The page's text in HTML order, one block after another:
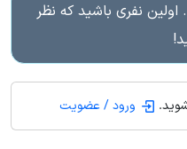
نفری باشید که نظر
ورود / عضویت